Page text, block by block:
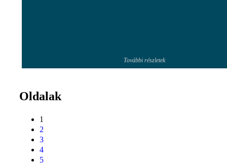
További részletek
Oldalak
1
2
3
4
5